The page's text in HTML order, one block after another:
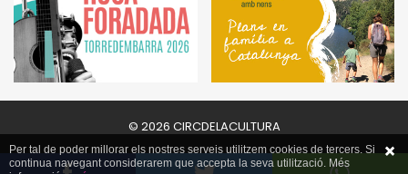
© 2026 CIRCDELACULTURA
Per tal de poder millorar els nostres serveis utilitzem cookies de tercers. Si
continua navegant considerarem que accepta la seva utilització. Més